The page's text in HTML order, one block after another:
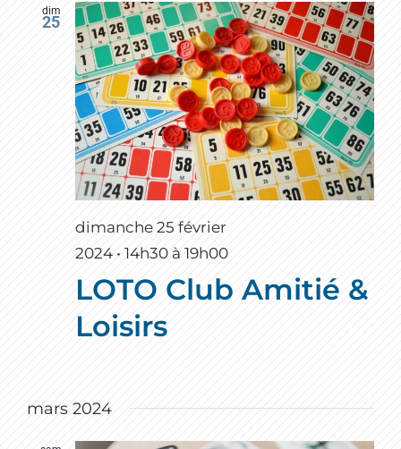
dim
25
dimanche 25 février
2024 • 14h30 à 19h00
LOTO Club Amitié &
Loisirs
mars 2024